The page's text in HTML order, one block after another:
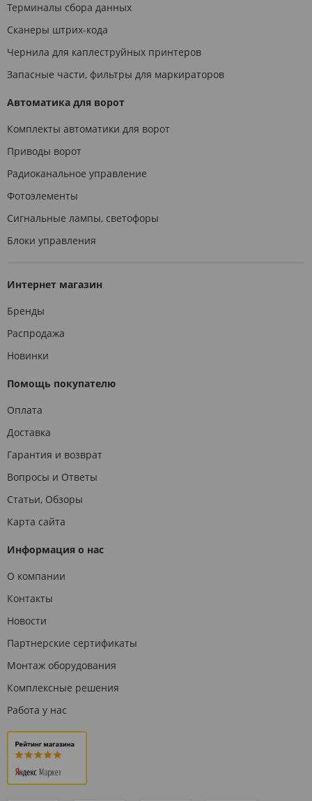
Терминалы сбора данных
Сканеры штрих-кода
Чернила для каплеструйных принтеров
Запасные части, фильтры для маркираторов
Автоматика для ворот
Комплекты автоматики для ворот
Приводы ворот
Радиоканальное управление
Фотоэлементы
Сигнальные лампы, светофоры
Блоки управления
Интернет магазин
Бренды
Распродажа
Новинки
Помощь покупателю
Оплата
Доставка
Гарантия и возврат
Вопросы и Ответы
Статьи, Обзоры
Карта сайта
Информация о нас
О компании
Контакты
Новости
Партнерские сертификаты
Монтаж оборудования
Комплексные решения
Работа у нас